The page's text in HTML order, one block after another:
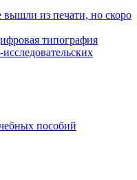
из печати, но скоро
типография
пособий